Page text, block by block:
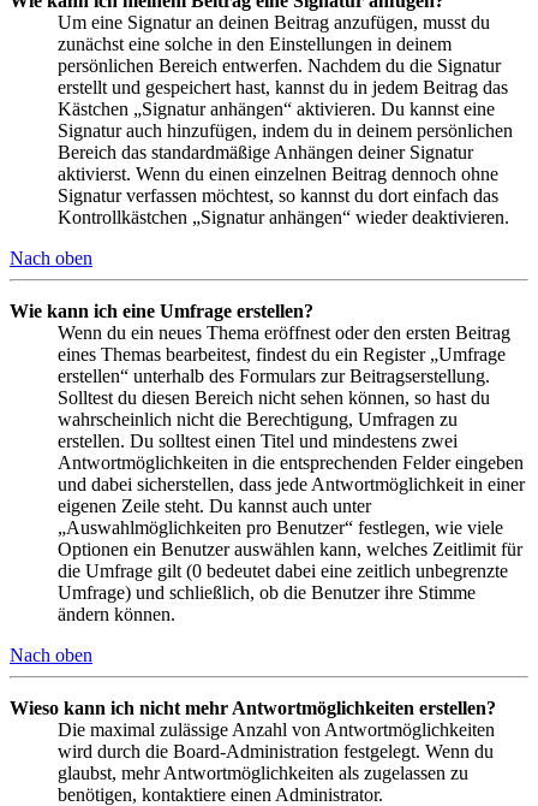
Um eine Signatur an deinen Beitrag anzufügen, musst du
zunächst eine solche in den Einstellungen in deinem
persönlichen Bereich entwerfen. Nachdem du die Signatur
erstellt und gespeichert hast, kannst du in jedem Beitrag das
Kästchen „Signatur anhängen“ aktivieren. Du kannst eine
Signatur auch hinzufügen, indem du in deinem persönlichen
Bereich das standardmäßige Anhängen deiner Signatur
aktivierst. Wenn du einen einzelnen Beitrag dennoch ohne
Signatur verfassen möchtest, so kannst du dort einfach das
Kontrollkästchen „Signatur anhängen“ wieder deaktivieren.
Nach oben
Wie kann ich eine Umfrage erstellen?
Wenn du ein neues Thema eröffnest oder den ersten Beitrag
eines Themas bearbeitest, findest du ein Register „Umfrage
erstellen“ unterhalb des Formulars zur Beitragserstellung.
Solltest du diesen Bereich nicht sehen können, so hast du
wahrscheinlich nicht die Berechtigung, Umfragen zu
erstellen. Du solltest einen Titel und mindestens zwei
Antwortmöglichkeiten in die entsprechenden Felder eingeben
und dabei sicherstellen, dass jede Antwortmöglichkeit in einer
eigenen Zeile steht. Du kannst auch unter
„Auswahlmöglichkeiten pro Benutzer“ festlegen, wie viele
Optionen ein Benutzer auswählen kann, welches Zeitlimit für
die Umfrage gilt (0 bedeutet dabei eine zeitlich unbegrenzte
Umfrage) und schließlich, ob die Benutzer ihre Stimme
ändern können.
Nach oben
Wieso kann ich nicht mehr Antwortmöglichkeiten erstellen?
Die maximal zulässige Anzahl von Antwortmöglichkeiten
wird durch die Board-Administration festgelegt. Wenn du
glaubst, mehr Antwortmöglichkeiten als zugelassen zu
benötigen, kontaktiere einen Administrator.